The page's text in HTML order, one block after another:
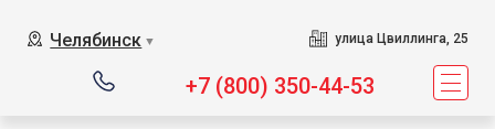
Челябинск ▼ улица Цвиллинга, 25
+7 (800) 350-44-53